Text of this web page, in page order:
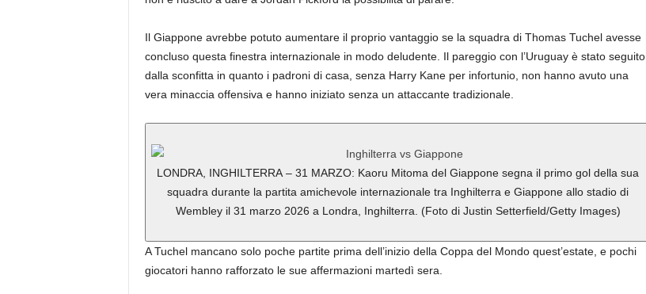
Il Giappone avrebbe potuto aumentare il proprio vantaggio se la squadra di Thomas Tuchel avesse
concluso questa finestra internazionale in modo deludente. Il pareggio con l’Uruguay è stato seguito
dalla sconfitta in quanto i padroni di casa, senza Harry Kane per infortunio, non hanno avuto una
vera minaccia offensiva e hanno iniziato senza un attaccante tradizionale.
LONDRA, INGHILTERRA – 31 MARZO: Kaoru Mitoma del Giappone segna il primo gol della sua
squadra durante la partita amichevole internazionale tra Inghilterra e Giappone allo stadio di
Wembley il 31 marzo 2026 a Londra, Inghilterra. (Foto di Justin Setterfield/Getty Images)
A Tuchel mancano solo poche partite prima dell’inizio della Coppa del Mondo quest’estate, e pochi
giocatori hanno rafforzato le sue affermazioni martedì sera.